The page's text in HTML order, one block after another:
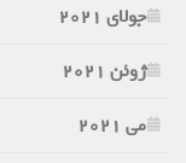
جولای 2021
ژوئن 2021
می 2021